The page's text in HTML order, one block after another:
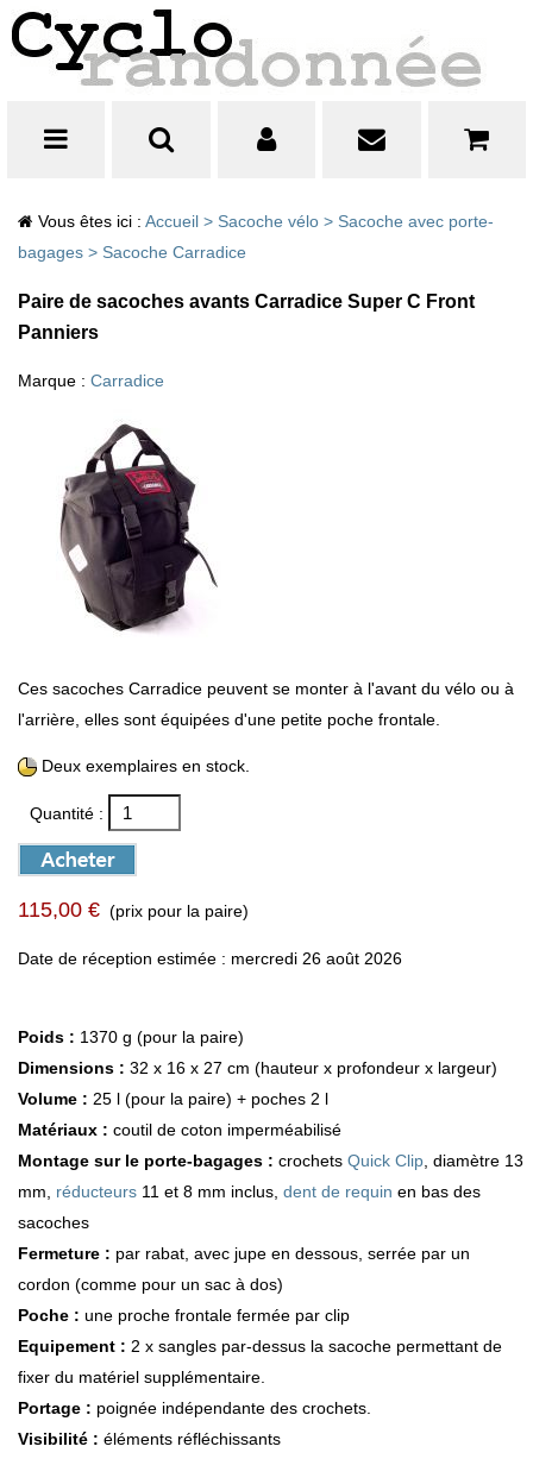
Vous êtes ici : Accueil > Sacoche vélo > Sacoche avec porte-
bagages > Sacoche Carradice
Paire de sacoches avants Carradice Super C Front
Panniers
Marque : Carradice
Ces sacoches Carradice peuvent se monter à l'avant du vélo ou à
l'arrière, elles sont équipées d'une petite poche frontale.
Deux exemplaires en stock.
Quantité :
115,00 € (prix pour la paire)
Date de réception estimée : mercredi 26 août 2026
Poids : 1370 g (pour la paire)
Dimensions : 32 x 16 x 27 cm (hauteur x profondeur x largeur)
Volume : 25 l (pour la paire) + poches 2 l
Matériaux : coutil de coton imperméabilisé
Montage sur le porte-bagages : crochets Quick Clip, diamètre 13
mm, réducteurs 11 et 8 mm inclus, dent de requin en bas des
sacoches
Fermeture : par rabat, avec jupe en dessous, serrée par un
cordon (comme pour un sac à dos)
Poche : une proche frontale fermée par clip
Equipement : 2 x sangles par-dessus la sacoche permettant de
fixer du matériel supplémentaire.
Portage : poignée indépendante des crochets.
Visibilité : éléments réfléchissants